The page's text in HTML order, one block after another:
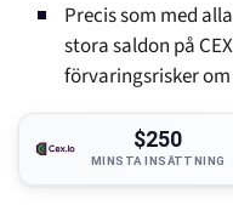
Precis som med
stora saldon på
förvaringsrisker
$250
MINSTA INSÄTTNING